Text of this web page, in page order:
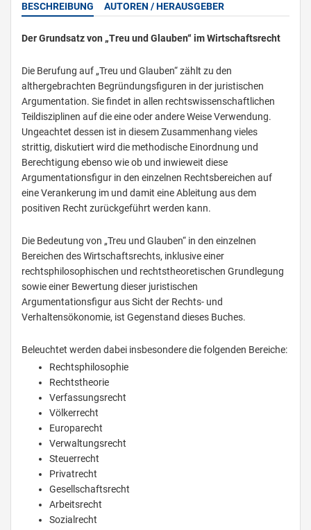
BESCHREIBUNG AUTOREN / HERAUSGEBER
Der Grundsatz von „Treu und Glauben“ im Wirtschaftsrecht
Die Berufung auf „Treu und Glauben“ zählt zu den
althergebrachten Begründungsfiguren in der juristischen
Argumentation. Sie findet in allen rechtswissenschaftlichen
Teildisziplinen auf die eine oder andere Weise Verwendung.
Ungeachtet dessen ist in diesem Zusammenhang vieles
strittig, diskutiert wird die methodische Einordnung und
Berechtigung ebenso wie ob und inwieweit diese
Argumentationsfigur in den einzelnen Rechtsbereichen auf
eine Verankerung im und damit eine Ableitung aus dem
positiven Recht zurückgeführt werden kann.
Die Bedeutung von „Treu und Glauben“ in den einzelnen
Bereichen des Wirtschaftsrechts, inklusive einer
rechtsphilosophischen und rechtstheoretischen Grundlegung
sowie einer Bewertung dieser juristischen
Argumentationsfigur aus Sicht der Rechts- und
Verhaltensökonomie, ist Gegenstand dieses Buches.
Beleuchtet werden dabei insbesondere die folgenden Bereiche:
Rechtsphilosophie
Rechtstheorie
Verfassungsrecht
Völkerrecht
Europarecht
Verwaltungsrecht
Steuerrecht
Privatrecht
Gesellschaftsrecht
Arbeitsrecht
Sozialrecht